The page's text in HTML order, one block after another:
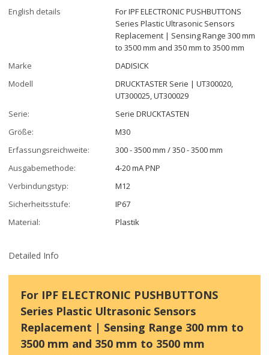
English details
For IPF ELECTRONIC PUSHBUTTONS
Series Plastic Ultrasonic Sensors
Replacement | Sensing Range 300 mm
to 3500 mm and 350 mm to 3500 mm
Marke
DADISICK
Modell
DRUCKTASTER Serie | UT300020,
UT300025, UT300029
Serie:
Serie DRUCKTASTEN
Größe:
M30
Erfassungsreichweite:
300 - 3500 mm / 350 - 3500 mm
Ausgabemethode:
4-20 mA PNP
Verbindungstyp:
M12
Sicherheitsstufe:
IP67
Material:
Plastik
Detailed Info
For IPF ELECTRONIC PUSHBUTTONS
Series Plastic Ultrasonic Sensors
Replacement | Sensing Range 300 mm to
3500 mm and 350 mm to 3500 mm